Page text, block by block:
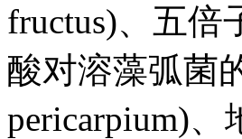
fructus)、五倍
酸对溶藻弧菌
pericarpium)、